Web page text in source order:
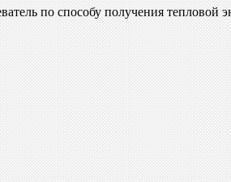
по способу получения тепловой